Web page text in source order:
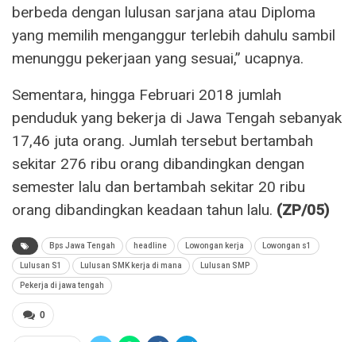
berbeda dengan lulusan sarjana atau Diploma
yang memilih menganggur terlebih dahulu sambil
menunggu pekerjaan yang sesuai,” ucapnya.
Sementara, hingga Februari 2018 jumlah
penduduk yang bekerja di Jawa Tengah sebanyak
17,46 juta orang. Jumlah tersebut bertambah
sekitar 276 ribu orang dibandingkan dengan
semester lalu dan bertambah sekitar 20 ribu
orang dibandingkan keadaan tahun lalu. (ZP/05)
Bps Jawa Tengah headline Lowongan kerja Lowongan s1
Lulusan S1 Lulusan SMK kerja di mana Lulusan SMP
Pekerja di jawa tengah
0